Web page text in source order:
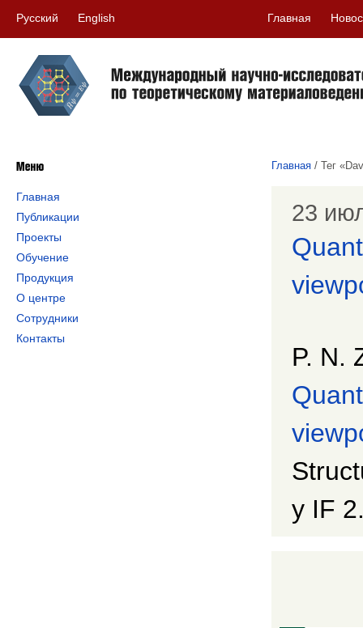
Русский English Главная
Главная
Публикации
Проекты
Обучение
Продукция
О центре
Сотрудники
Контакты
Главная / Тег
23
P. N.
y IF